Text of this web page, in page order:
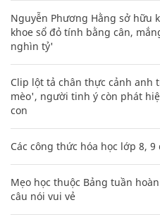
Nguyễn Phương Hằng sở hữu
khoe sổ đỏ tính bằng cân,
nghìn tỷ'
Clip lột tả chân thực cảnh anh
mèo', người tinh ý còn phát
con
Các công thức hóa học lớp 8,
Mẹo học thuộc Bảng tuần
câu nói vui vẻ